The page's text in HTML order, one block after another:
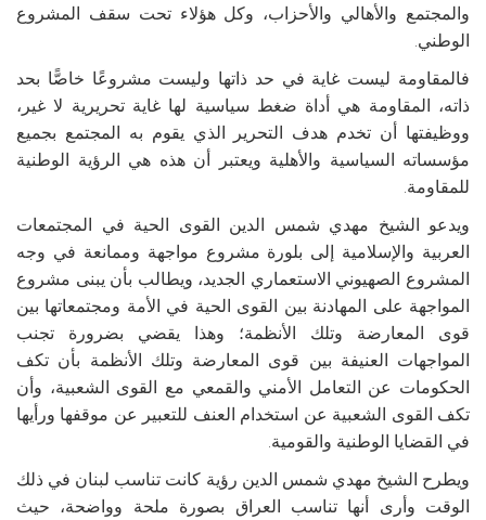
والمجتمع والأهالي والأحزاب، وكل هؤلاء تحت سقف المشروع
الوطني.
فالمقاومة ليست غاية في حد ذاتها وليست مشروعًا خاصًّا بحد
ذاته، المقاومة هي أداة ضغط سياسية لها غاية تحريرية لا غير،
ووظيفتها أن تخدم هدف التحرير الذي يقوم به المجتمع بجميع
مؤسساته السياسية والأهلية ويعتبر أن هذه هي الرؤية الوطنية
للمقاومة.
ويدعو الشيخ مهدي شمس الدين القوى الحية في المجتمعات
العربية والإسلامية إلى بلورة مشروع مواجهة وممانعة في وجه
المشروع الصهيوني الاستعماري الجديد، ويطالب بأن يبنى مشروع
المواجهة على المهادنة بين القوى الحية في الأمة ومجتمعاتها بين
قوى المعارضة وتلك الأنظمة؛ وهذا يقضي بضرورة تجنب
المواجهات العنيفة بين قوى المعارضة وتلك الأنظمة بأن تكف
الحكومات عن التعامل الأمني والقمعي مع القوى الشعبية، وأن
تكف القوى الشعبية عن استخدام العنف للتعبير عن موقفها ورأيها
في القضايا الوطنية والقومية.
ويطرح الشيخ مهدي شمس الدين رؤية كانت تناسب لبنان في ذلك
الوقت وأرى أنها تناسب العراق بصورة ملحة وواضحة، حيث